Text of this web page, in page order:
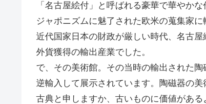
「名古屋絵付」と呼ばれる豪華で華やかな
ジャポニズムに魅了された欧米の蒐集家に
近代国家日本の財政が厳しい時代、名古屋
外貨獲得の輸出産業でした。
で、その美術館。その当時の輸出された陶
逆輸入して展示されています。陶磁器の美
古典と申しますか、古いものに価値がある